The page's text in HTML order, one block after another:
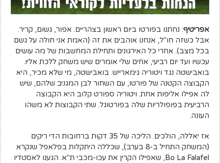
אפריטיף: נחתנו בפורטו ביום ראשון בצהריים. אפור, גשום, קריר.
אבל כשזה חו"ל, אנחנו אוהבים את זה (האמת אני חולה על גשם
בכל מצב). אחרי כל האירגונים ותחילת המחשבות של מה עושים
עכשיו ועד יום רביעי, אחים שלי אומרים שיש משחק ללכת אליו.
בואבישטה נגד ויטוריה גימארייש. בואבישטה, מי שלא מכיר, היא
הקבוצה הקטנה של פורטו, עם השחור לבן המגניב שלהם, שיש
לה אפילו אליפות אחת. ויטוריה ספורט קלוב היא הקבוצה
הרביעית בפופולריות שלה בפורטוגל. שתי הקבוצות לא משהו
העונה.
אז יאללה, הולכים. הליכה של 35 דקות ברחובות הדי ריקים
(המשחק התחיל ב-8 בערב), שכללה היתקלות בפלאפל שנקרא
Bo La Falafel, שאפילו הקרין את עכו-מכבי ת"א. הגענו לאסטדיו